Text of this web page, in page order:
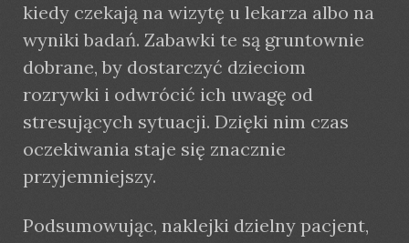
kiedy czekają na wizytę u lekarza albo na
wyniki badań. Zabawki te są gruntownie
dobrane, by dostarczyć dzieciom
rozrywki i odwrócić ich uwagę od
stresujących sytuacji. Dzięki nim czas
oczekiwania staje się znacznie
przyjemniejszy.
Podsumowując, naklejki dzielny pacjent,